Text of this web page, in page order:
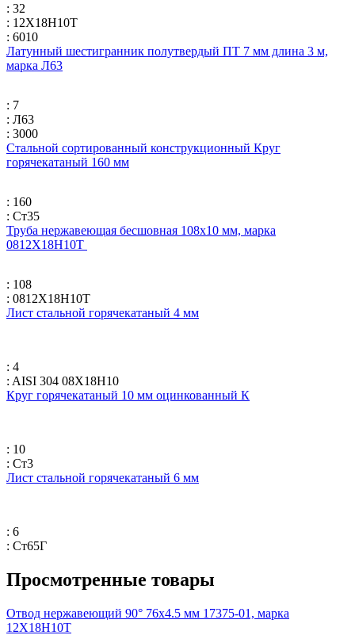
: 32
: 12Х18Н10Т
: 6010
Латунный шестигранник полутвердый ПТ 7 мм длина 3 м,
марка Л63
: 7
: Л63
: 3000
Стальной сортированный конструкционный Круг
горячекатаный 160 мм
: 160
: Ст35
Труба нержавеющая бесшовная 108х10 мм, марка
0812Х18Н10Т
: 108
: 0812Х18Н10Т
Лист стальной горячекатаный 4 мм
: 4
: AISI 304 08Х18Н10
Круг горячекатаный 10 мм оцинкованный К
: 10
: Ст3
Лист стальной горячекатаный 6 мм
: 6
: Ст65Г
Просмотренные товары
Отвод нержавеющий 90° 76х4.5 мм 17375-01, марка
12Х18Н10Т